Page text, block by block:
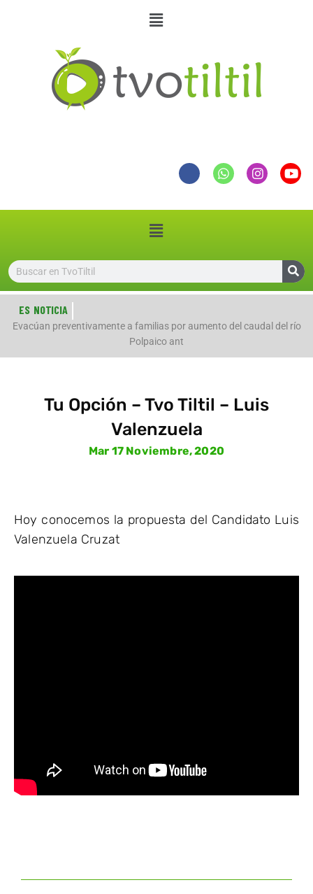
ES NOTICIA
Evacúan preventivamente a familias por aumento del caudal del río
Polpaico ant
Tu Opción – Tvo Tiltil – Luis
Valenzuela
Mar 17 Noviembre, 2020
Hoy conocemos la propuesta del Candidato Luis
Valenzuela Cruzat